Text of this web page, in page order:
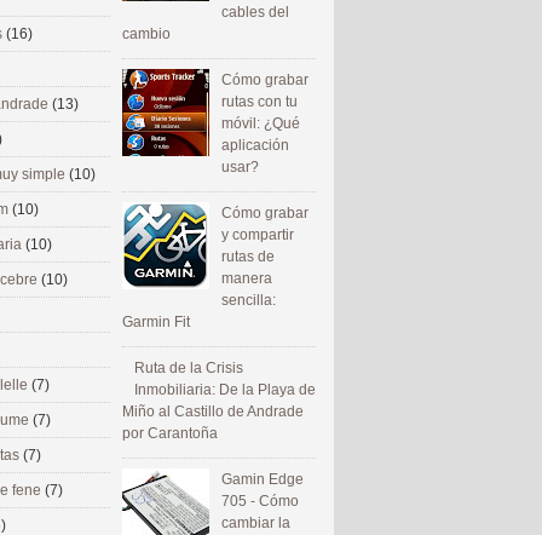
cables del
cambio
Cómo grabar
rutas con tu
móvil: ¿Qué
aplicación
usar?
Cómo grabar
y compartir
rutas de
manera
sencilla:
Garmin Fit
Ruta de la Crisis
Inmobiliaria: De la Playa de
Miño al Castillo de Andrade
por Carantoña
Gamin Edge
705 - Cómo
cambiar la
(16)
(13)
simple (10)
(10)
(10)
(10)
(7)
(7)
(7)
fene (7)